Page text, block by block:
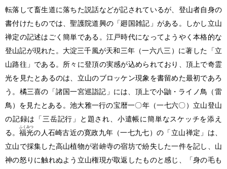
転落して畜生道に落ちた説話などが記されているが、登山者自身の
書付けたものでは、聖護院道興の「廻国雑記」がある。しかし立山
禅定の記述はごく簡単である。江戸時代になってようやく本格的な
登山記が現れた。大淀三千風が天和三年 （一六八三） に著した「立
山路往」である。所々に登頂の実感が込められており、頂上で奇霊
光を見たとあるのは、立山のブロッケン現象を書留めた最初であろ
う。橘三喜の「諸国一宮巡詣記」には、頂上で小鼬・ライノ鳥 （雷
鳥） を見たとある。池大雅一行の宝暦一〇年 （一七六〇） 立山登山
の記録は「三岳記行」と題され、小遣帳に簡単なスケッチを添え
る。 福光
ふくみつ
の人石崎古近の寛政九年 （一七九七） の「立山禅定」は、
立山で採集した高山植物が岩峅寺の宿坊で紛失した一件を記し、山
神の怒りに触れぬよう立山権現が取返したものと感じ、「身の毛も